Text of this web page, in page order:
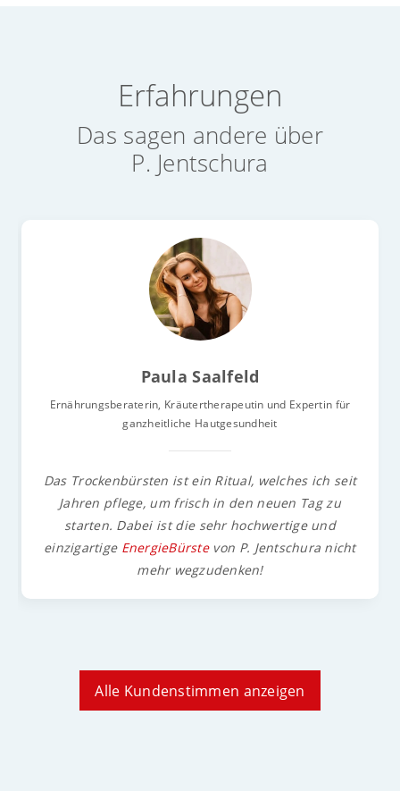
Erfahrungen
Das sagen andere über
P. Jentschura
Paula Saalfeld
Ernährungsberaterin, Kräutertherapeutin und Expertin für
ganzheitliche Hautgesundheit
Das Trockenbürsten ist ein Ritual, welches ich seit
Jahren pflege, um frisch in den neuen Tag zu
starten. Dabei ist die sehr hochwertige und
einzigartige EnergieBürstevon P. Jentschura nicht
mehr wegzudenken!
Alle Kundenstimmen anzeigen